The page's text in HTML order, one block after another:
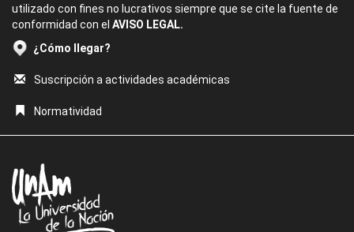
utilizado con fines no lucrativos siempre que se cite la fuente de
conformidad con el AVISO LEGAL.
¿Cómo llegar?
Suscripción a actividades académicas
Normatividad